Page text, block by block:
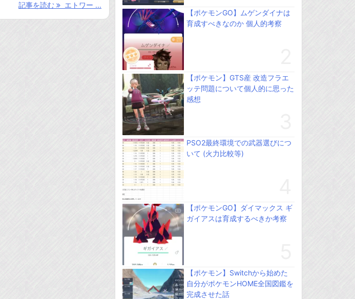
記事を読む エトワー ...
【ポケモンGO】ムゲンダイナは
育成すべきなのか 個人的考察
【ポケモン】GTS産 改造フラエ
ッテ問題について個人的に思った
感想
PSO2最終環境での武器選びにつ
いて (火力比較等)
【ポケモンGO】ダイマックス ギ
ガイアスは育成するべきか考察
【ポケモン】Switchから始めた
自分がポケモンHOME全国図鑑を
完成させた話